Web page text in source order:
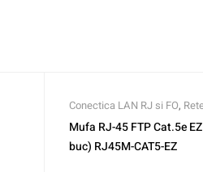
Conectica LAN RJ si FO,
Mufa RJ-45 FTP Cat.5e
buc) RJ45M-CAT5-EZ